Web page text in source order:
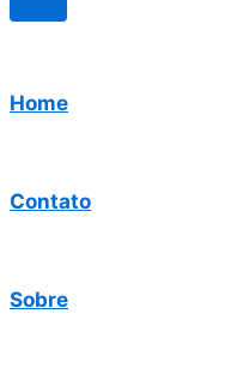
Home
Contato
Sobre